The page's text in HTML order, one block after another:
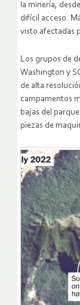
la minería,
difícil acceso.
visto afectadas
Los grupos de
Washington y
de alta
campamentos
bajas del
piezas de